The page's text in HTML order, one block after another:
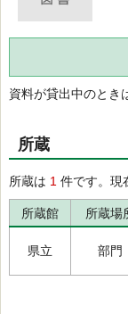
資料が貸出中のとき
所蔵
所蔵は 1 件です。現
所蔵館 所蔵場
県立 部門